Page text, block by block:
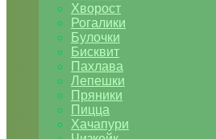
Хворост
Рогалики
Булочки
Бисквит
Пахлава
Лепешки
Пряники
Пицца
Хачапури